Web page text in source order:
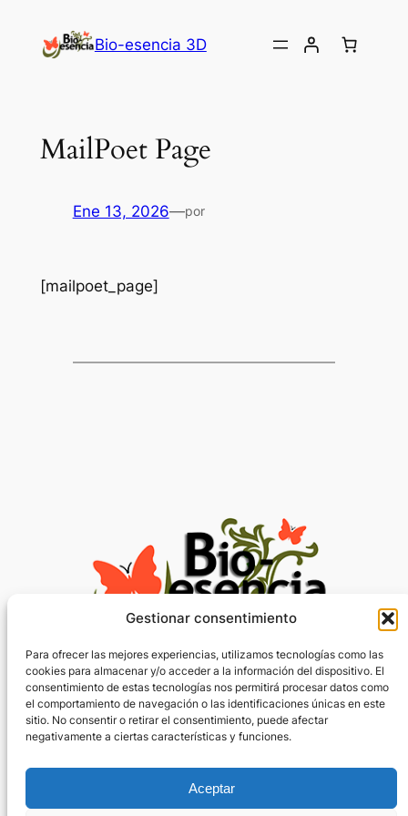
Gestionar consentimiento
Para ofrecer las mejores experiencias, utilizamos tecnologías como las
cookies para almacenar y/o acceder a la información del dispositivo. El
consentimiento de estas tecnologías nos permitirá procesar datos como
el comportamiento de navegación o las identificaciones únicas en este
sitio. No consentir o retirar el consentimiento, puede afectar
negativamente a ciertas características y funciones.
Aceptar
Bio-esencia 3D
MailPoet Page
Ene 13, 2026—por
[mailpoet_page]
Privacidad
Aviso legal
Política de devoluciones
Política de cookies
Social
Facebook